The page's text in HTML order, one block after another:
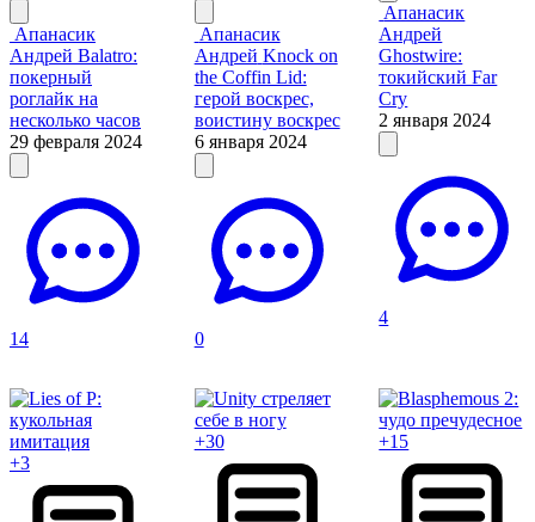
Апанасик
Андрей Balatro:
покерный
роглайк на
несколько часов
29 февраля 2024
14
Апанасик
Андрей Knock on
the Coffin Lid:
герой воскрес,
воистину воскрес
6 января 2024
0
Апанасик
Андрей
Ghostwire:
токийский Far
Cry
2 января 2024
4
+3
+30 +15